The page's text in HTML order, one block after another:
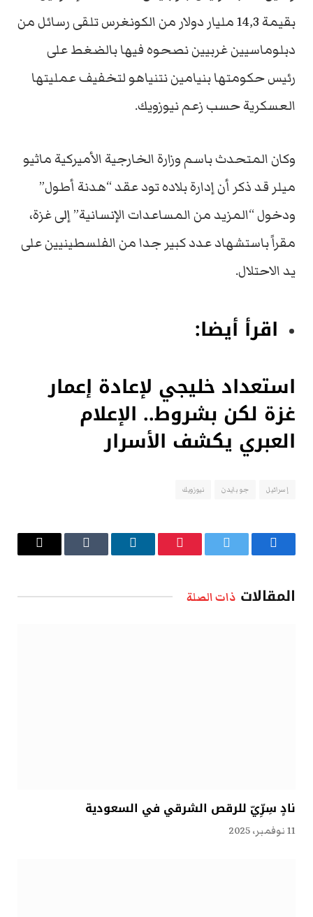
بقيمة 14,3 مليار دولار من الكونغرس تلقى رسائل من
دبلوماسيين غربيين نصحوه فيها بالضغط على
رئيس حكومتها بنيامين نتنياهو لتخفيف عمليتها
العسكرية حسب زعم نيوزويك.
وكان المتحدث باسم وزارة الخارجية الأميركية ماثيو
ميلر قد ذكر أن إدارة بلاده تود عقد “هدنة أطول”
ودخول “المزيد من المساعدات الإنسانية” إلى غزة،
مقراً باستشهاد عدد كبير جدا من الفلسطينيين على
يد الاحتلال.
اقرأ أيضا:
استعداد خليجي لإعادة إعمار
غزة لكن بشروط.. الإعلام
العبري يكشف الأسرار
إسرائيل جو بايدن نيوزويك
فيسبوك تويتر بينتيريستلينكدإن Tumblr
البريد
المقالات ذات الصلة
نادٍ سِرِّيّ للرقص الشرقي في السعودية
11 نوفمبر، 2025